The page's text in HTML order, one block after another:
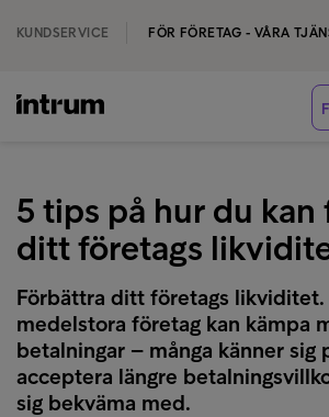
KUNDSERVICE FÖR FÖRETAG - VÅRA
5 tips på hur du
ditt företags
Förbättra ditt företags likviditet.
medelstora företag kan kämpa
betalningar – många känner sig
acceptera längre
sig bekväma med.